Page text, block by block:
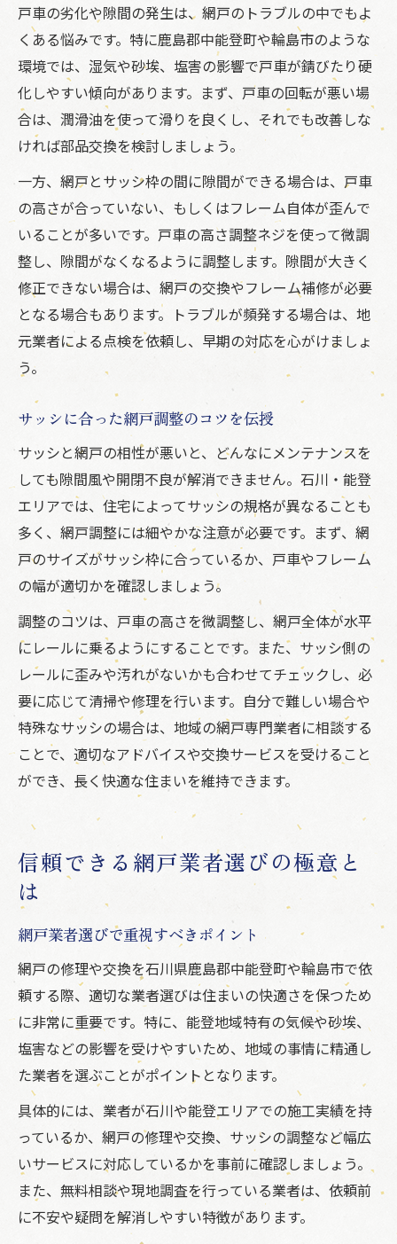
戸車の劣化や隙間の発生は、網戸のトラブルの中でもよ
くある悩みです。特に鹿島郡中能登町や輪島市のような
環境では、湿気や砂埃、塩害の影響で戸車が錆びたり硬
化しやすい傾向があります。まず、戸車の回転が悪い場
合は、潤滑油を使って滑りを良くし、それでも改善しな
ければ部品交換を検討しましょう。
一方、網戸とサッシ枠の間に隙間ができる場合は、戸車
の高さが合っていない、もしくはフレーム自体が歪んで
いることが多いです。戸車の高さ調整ネジを使って微調
整し、隙間がなくなるように調整します。隙間が大きく
修正できない場合は、網戸の交換やフレーム補修が必要
となる場合もあります。トラブルが頻発する場合は、地
元業者による点検を依頼し、早期の対応を心がけましょ
う。
サッシに合った網戸調整のコツを伝授
サッシと網戸の相性が悪いと、どんなにメンテナンスを
しても隙間風や開閉不良が解消できません。石川・能登
エリアでは、住宅によってサッシの規格が異なることも
多く、網戸調整には細やかな注意が必要です。まず、網
戸のサイズがサッシ枠に合っているか、戸車やフレーム
の幅が適切かを確認しましょう。
調整のコツは、戸車の高さを微調整し、網戸全体が水平
にレールに乗るようにすることです。また、サッシ側の
レールに歪みや汚れがないかも合わせてチェックし、必
要に応じて清掃や修理を行います。自分で難しい場合や
特殊なサッシの場合は、地域の網戸専門業者に相談する
ことで、適切なアドバイスや交換サービスを受けること
ができ、長く快適な住まいを維持できます。
信頼できる網戸業者選びの極意と
は
網戸業者選びで重視すべきポイント
網戸の修理や交換を石川県鹿島郡中能登町や輪島市で依
頼する際、適切な業者選びは住まいの快適さを保つため
に非常に重要です。特に、能登地域特有の気候や砂埃、
塩害などの影響を受けやすいため、地域の事情に精通し
た業者を選ぶことがポイントとなります。
具体的には、業者が石川や能登エリアでの施工実績を持
っているか、網戸の修理や交換、サッシの調整など幅広
いサービスに対応しているかを事前に確認しましょう。
また、無料相談や現地調査を行っている業者は、依頼前
に不安や疑問を解消しやすい特徴があります。